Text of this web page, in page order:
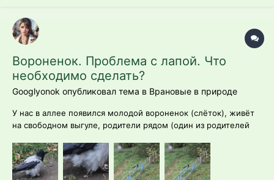
Вороненок. Проблема с лапой. Что
необходимо сделать?
Googlyonok опубликовал тема в Врановые в природе
У нас в аллее появился молодой вороненок (слёток), живёт
на свободном выгуле, родители рядом (один из родителей
аппетит отличный, активность высокая, поведение игривое,
летает уверенно. История проблемы: Проблема с лапой
наблюдаетс...